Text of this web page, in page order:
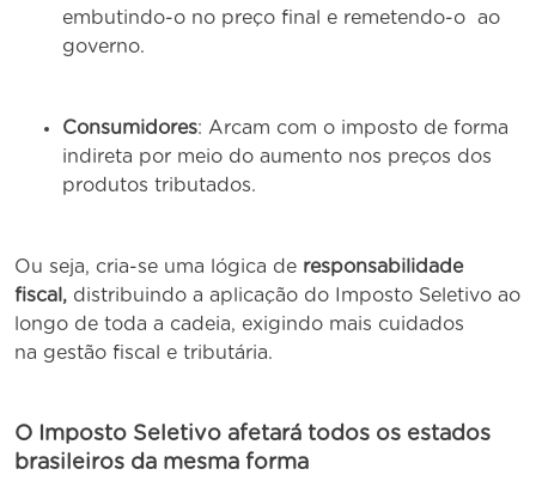
embutindo-o no preço final e remetendo-o ao
governo.
Consumidores: Arcam com o imposto de forma
indireta por meio do aumento nos preços dos
produtos tributados.
Ou seja, cria-se uma lógica de responsabilidade
fiscal, distribuindo a aplicação do Imposto Seletivo ao
longo de toda a cadeia, exigindo mais cuidados
na gestão fiscal e tributária.
O Imposto Seletivo afetará todos os estados
brasileiros da mesma forma